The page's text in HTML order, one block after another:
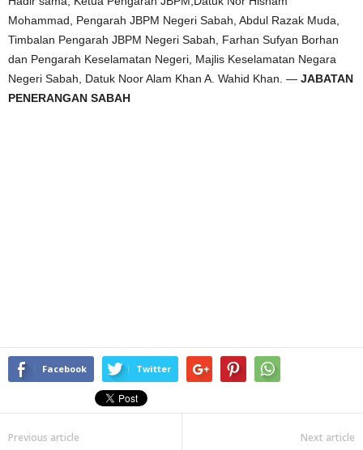
Mohammad, Pengarah JBPM Negeri Sabah, Abdul Razak Muda,
Timbalan Pengarah JBPM Negeri Sabah, Farhan Sufyan Borhan
dan Pengarah Keselamatan Negeri, Majlis Keselamatan Negara
Negeri Sabah, Datuk Noor Alam Khan A. Wahid Khan. — JABATAN
PENERANGAN SABAH
Facebook Twitter
Previous article Next article